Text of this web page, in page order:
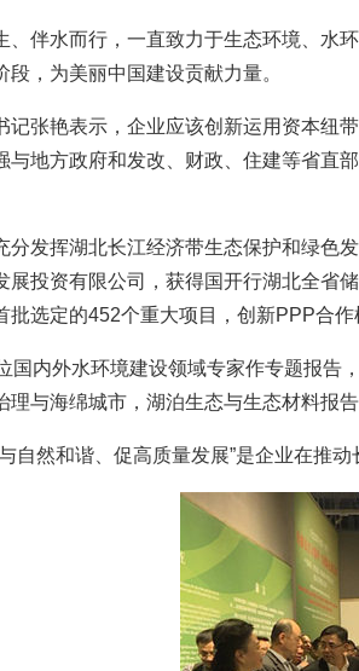
水而行，一直致力于生态环境、水环
，为美丽中国建设贡献力量。
艳表示，企业应该创新运用资本纽带
与地方政府和发改、财政、住建等省直
挥湖北长江经济带生态保护和绿色发
展投资有限公司，获得国开行湖北全省
批选定的452个重大项目，创新PPP合
内外水环境建设领域专家作专题报告
理与海绵城市，湖泊生态与生态材料报
然和谐、促高质量发展”是企业在推动